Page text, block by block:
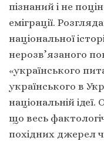
пізнаний і не
еміграції.
національної
нерозв’язаного
«українського
українського в
національній ідеї.
що весь
похідних джерел